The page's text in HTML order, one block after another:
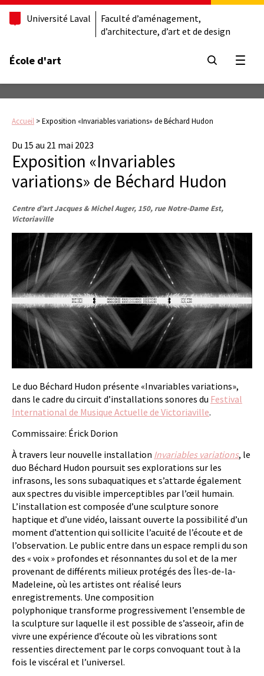
Université Laval
Faculté d’aménagement,
d’architecture, d’art et de design
École d'art
Accueil >Exposition «Invariables variations» de Béchard Hudon
Du 15 au 21 mai 2023
Exposition «Invariables
variations» de Béchard Hudon
Centre d’art Jacques & Michel Auger, 150, rue Notre-Dame Est,
Victoriaville
Le duo Béchard Hudon présente «Invariables variations»,
dans le cadre du circuit d’installations sonores du Festival
International de Musique Actuelle de Victoriaville.
Commissaire: Érick Dorion
À travers leur nouvelle installation Invariables variations, le
duo Béchard Hudon poursuit ses explorations sur les
infrasons, les sons subaquatiques et s’attarde également
aux spectres du visible imperceptibles par l’œil humain.
L’installation est composée d’une sculpture sonore
haptique et d’une vidéo, laissant ouverte la possibilité d’un
moment d’attention qui sollicite l’acuité de l’écoute et de
l’observation. Le public entre dans un espace rempli du son
des « voix » profondes et résonnantes du sol et de la mer
provenant de différents milieux protégés des Îles-de-la-
Madeleine, où les artistes ont réalisé leurs
enregistrements. Une composition
polyphonique transforme progressivement l’ensemble de
la sculpture sur laquelle il est possible de s’asseoir, afin de
vivre une expérience d’écoute où les vibrations sont
ressenties directement par le corps convoquant tout à la
fois le viscéral et l’universel.